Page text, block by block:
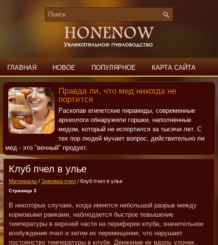
ГЛАВНАЯ НОВОЕ ПОПУЛЯРНОЕ КАРТА САЙТА
ПОИСК КОНТАКТЫ
Правда ли, что мед никогда не
портится
Раскопав египетские пирамиды, современные
археологи обнаружили горшки, наполненные
медом, который не испортился за тысячи лет. С
тех пор людей мучает вопрос, действительно ли
мед - это "вечный" продукт.
Клуб пчел в улье
Материалы / Зимовка пчел / Клуб пчел в улье
Страница 3
В некоторых случаях, когда имеется небольшой разрыв между
кормовыми рамками, наблюдается быстрое повышение
температуры в верхней части на периферии клуба, значительное
возбуждение пчел и затем их перемещение, что нарушает
постоянство температуры в клубе. Движение их вдоль улочек,